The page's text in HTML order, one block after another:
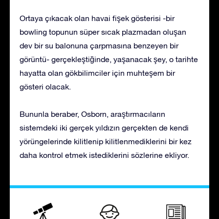
Ortaya çıkacak olan havai fişek gösterisi -bir
bowling topunun süper sıcak plazmadan oluşan
dev bir su balonuna çarpmasına benzeyen bir
görüntü- gerçekleştiğinde, yaşanacak şey, o tarihte
hayatta olan gökbilimciler için muhteşem bir
gösteri olacak.
Bununla beraber, Osborn, araştırmacıların
sistemdeki iki gerçek yıldızın gerçekten de kendi
yörüngelerinde kilitlenip kilitlenmediklerini bir kez
daha kontrol etmek istediklerini sözlerine ekliyor.